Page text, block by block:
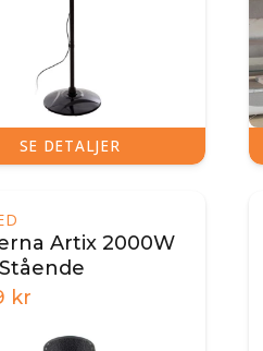
SE DETALJER
Artix 2000W
kr